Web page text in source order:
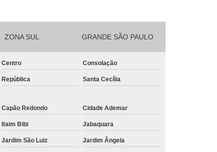
ZONA SUL GRANDE SÃO PAULO
Centro Consolação
República Santa Cecília
Capão Redondo Cidade Ademar
Itaim Bibi Jabaquara
Jardim São Luiz Jardim Ângela